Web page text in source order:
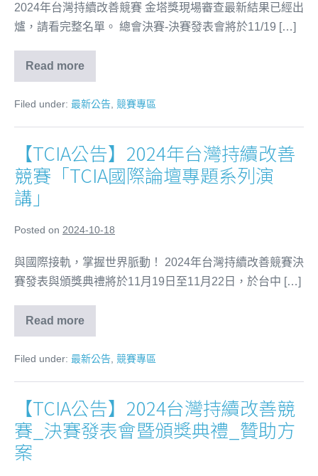
2024年台灣持續改善競賽 金塔獎現場審查最新結果已經出
爐，請看完整名單。 總會決賽-決賽發表會將於11/19 […]
Read more
Filed under: 最新公告, 競賽專區
【TCIA公告】2024年台灣持續改善
競賽「TCIA國際論壇專題系列演
講」
Posted on 2024-10-18
與國際接軌，掌握世界脈動！ 2024年台灣持續改善競賽決
賽發表與頒獎典禮將於11月19日至11月22日，於台中 […]
Read more
Filed under: 最新公告, 競賽專區
【TCIA公告】2024台灣持續改善競
賽_決賽發表會暨頒獎典禮_贊助方
案